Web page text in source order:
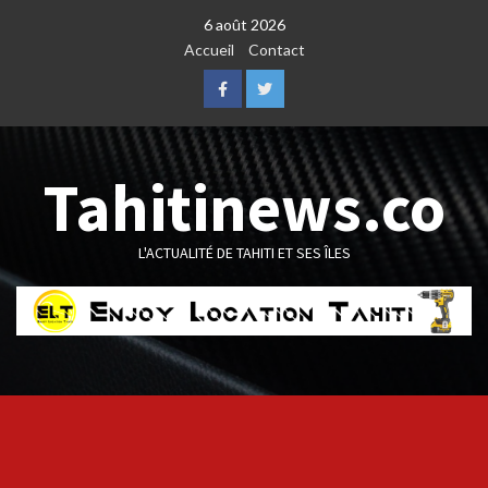
6 août 2026
Accueil
Contact
FacebookTwitter
Tahitinews.co
L'ACTUALITÉ DE TAHITI ET SES ÎLES